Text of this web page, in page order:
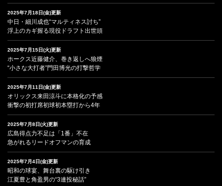
2025年7月18日(金)更新
中日・細川成也“マルティネス討ち”
浮上のカギ握る現役ドラフト出世頭
2025年7月15日(火)更新
ホークス近藤健介、巻き返しへ狼煙
“小さな大打者”門田博光の打撃哲学
2025年7月11日(金)更新
オリックス来田涼斗に本格化の予感
衝撃の初打席初球初本塁打から4年
2025年7月8日(火)更新
広島得点力不足は「1番」不在
急がれるリードオフマンの育成
2025年7月4日(金)更新
昭和の球宴、舞台裏の駆け引き
江夏豊と角盈男の“3連投秘話”